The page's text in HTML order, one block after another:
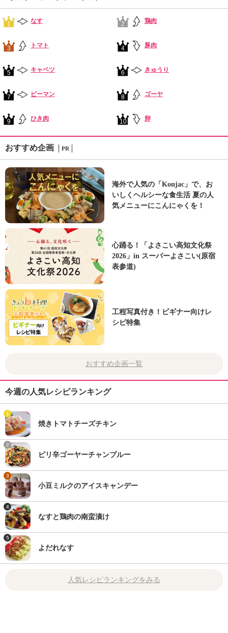
1 なす 2 鶏肉
3 トマト 4 豚肉
5 キャベツ 6 きゅうり
7 ピーマン 8 ゴーヤ
9 ひき肉 10 卵
おすすめ企画 PR
海外で人気の「Konjac」で、お
いしくヘルシーな食生活 夏の人
気メニューにこんにゃくを！
心踊る！「よさこい高知文化祭
2026」in スーパーよさこい(原宿
表参道)
工程写真付き！ビギナー向けレ
シピ特集
おすすめ企画一覧
今週の人気レシピランキング
1
焼きトマトチーズチキン
2
ピリ辛ゴーヤーチャンプルー
3
小豆ミルクのアイスキャンデー
4
なすと鶏肉の南蛮漬け
5
よだれなす
人気レシピランキングをみる